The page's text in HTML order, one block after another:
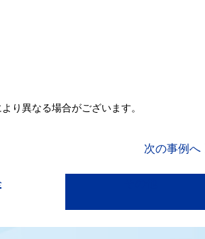
り異なる場合がございます。
次の事例へ